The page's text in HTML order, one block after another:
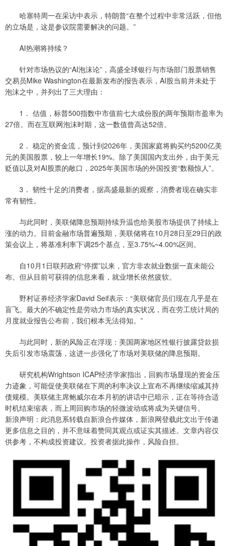
哈塞特周一在采访中表示，特朗普“在整个过程中非常活跃，但他
的立场是，这是参议院需要解决的问题。”
AI热潮将持续？
针对市场热议的“AI泡沫论”，高盛全球银行与市场部门股票销售
交易员Mike Washington在最新发布的报告表示，AI股当前并未处于
泡沫之中，并列出了三大理由：
1． 估值，标普500指数中市值前七大成份股的两年预期市盈率为
27倍。而在互联网泡沫时期，这一数值曾高达52倍。
2． 稳定的资金流，预计到2026年，美国家庭将购买约5200亿美
元的美国股票，较上一年增长19%。除了美国国内支出外，由于美元
贬值以及对AI股票的敞口，2025年美国市场的外国投资“数额惊人”。
3． 韧性十足的消费者，据高盛最新的观察，消费者现在确实非
常有韧性。
与此同时，美联储降息预期持续升温也给美股市场提供了持续上
涨的动力。目前金融市场普遍预期，美联储将在10月28日至29日的政
策会议上，将基准利率下调25个基点，至3.75%~4.00%区间。
自10月1日联邦政府“停摆”以来，官方非农就业数据一直未能公
布。但从目前可获得的信息来看，就业增长依然疲软。
野村证券经济学家David Seif表示：“美联储官员们现在几乎是在
盲飞。最大的不确定性是劳动力市场的真实状况，而在劳工统计局的
月度就业报告公布前，我们根本无法得知。”
与此同时，新的风险正在浮现：美国两家地区性银行披露贷款损
失后引发市场震荡，这进一步强化了市场对美联储的降息预期。
研究机构Wrightson ICAP经济学家指出，回购市场显现的资金压
力迹象，可能促使美联储在下周的利率决议上宣布不再继续缩减其持
债规模。美联储主席鲍威尔在本月初的讲话中已暗示，正在等待合适
时机结束缩表，而上周回购市场的轻微波动或将成为关键信号。
新浪声明：此消息系转载自新浪合作媒体，新浪网登载此文出于传递
更多信息之目的，并不意味着赞同其观点或证实其描述。文章内容仅
供参考，不构成投资建议。投资者据此操作，风险自担。